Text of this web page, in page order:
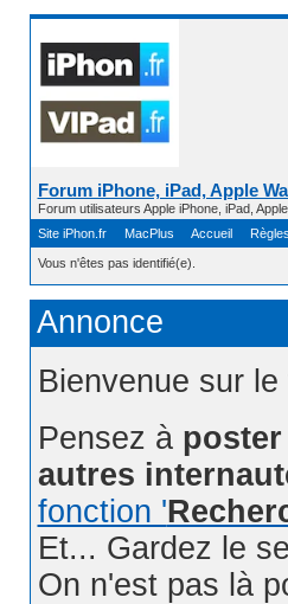
Forum iPhone, iPad, Apple
Forum utilisateurs Apple iPhone, iPad,
Site iPhon.fr
MacPlus Accueil Règles
Vous n'êtes pas identifié(e).
Annonce
Bienvenue sur
Pensez à
autres
fonction '
Et... Gardez le
On n'est pas là